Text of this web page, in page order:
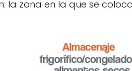
la zona en la que se